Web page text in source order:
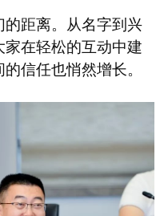
距离。从名字到兴
在轻松的互动中建
信任也悄然增长。